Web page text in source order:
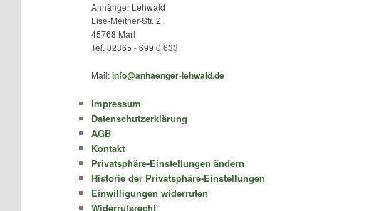
Anhänger Lehwald
Lise-Meitner-Str. 2
45768 Marl
Tel. 02365 - 699 0 633
Mail:info@anhaenger-lehwald.de
Impressum
Datenschutzerklärung
AGB
Kontakt
Privatsphäre-Einstellungen ändern
Historie der Privatsphäre-Einstellungen
Einwilligungen widerrufen
Widerrufsrecht